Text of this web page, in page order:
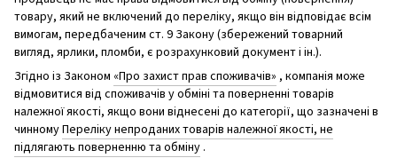
товару, який не включений до переліку, якщо він відповідає всім
вимогам, передбаченим ст. 9 Закону (збережений товарний
вигляд, ярлики, пломби, є розрахунковий документ і ін.).
Згідно із Законом «Про захист прав споживачів» , компанія може
відмовитися від споживачів у обміні та поверненні товарів
належної якості, якщо вони віднесені до категорії, що зазначені в
чинномуПереліку непроданих товарів належної якості, не
підлягають поверненню та обміну .